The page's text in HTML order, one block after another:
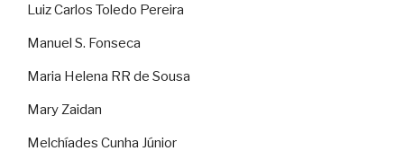
Luiz Carlos Toledo Pereira
Manuel S. Fonseca
Maria Helena RR de Sousa
Mary Zaidan
Melchíades Cunha Júnior